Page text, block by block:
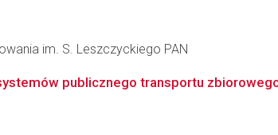
im. S. Leszczyckiego PAN
publicznego transportu